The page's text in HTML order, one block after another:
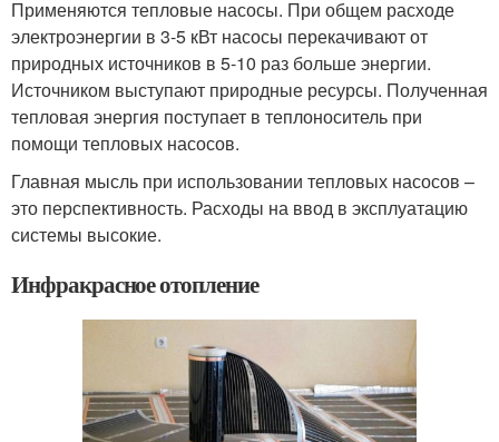
Применяются тепловые насосы. При общем расходе
электроэнергии в 3-5 кВт насосы перекачивают от
природных источников в 5-10 раз больше энергии.
Источником выступают природные ресурсы. Полученная
тепловая энергия поступает в теплоноситель при
помощи тепловых насосов.
Главная мысль при использовании тепловых насосов –
это перспективность. Расходы на ввод в эксплуатацию
системы высокие.
Инфракрасное отопление